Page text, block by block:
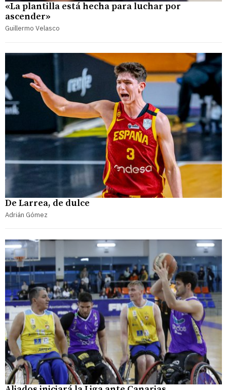
«La plantilla está hecha para luchar por
ascender»
Guillermo Velasco
De Larrea, de dulce
Adrián Gómez